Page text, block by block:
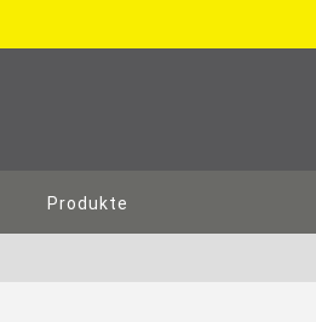
Produkte